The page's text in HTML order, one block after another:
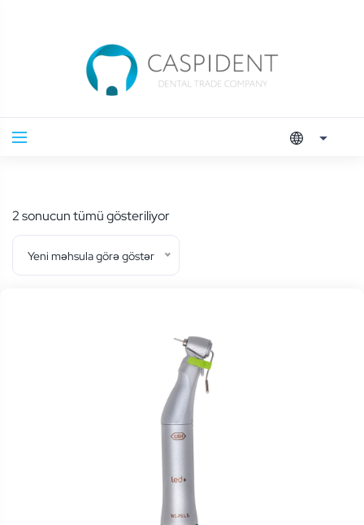
2 sonucun tümü gösteriliyorEn
yeniye
göre
Yeni məhsula görə göstər